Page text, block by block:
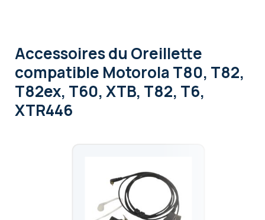
Accessoiresdu Oreillette
compatible Motorola T80, T82,
T82ex, T60, XTB, T82, T6,
XTR446